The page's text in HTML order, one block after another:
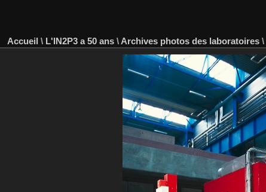
Accueil \ L'IN2P3 a 50 ans \ Archives photos des laboratoires \